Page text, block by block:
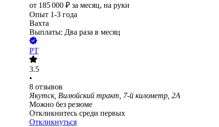
от 185 000 ₽ за месяц, на руки
Опыт 1-3 года
Вахта
Выплаты: Два раза в месяц
РТ
3.5
•
8 отзывов
Якутск, Вилюйский тракт, 7-й километр, 2А
Можно без резюме
Откликнитесь среди первых
Откликнуться